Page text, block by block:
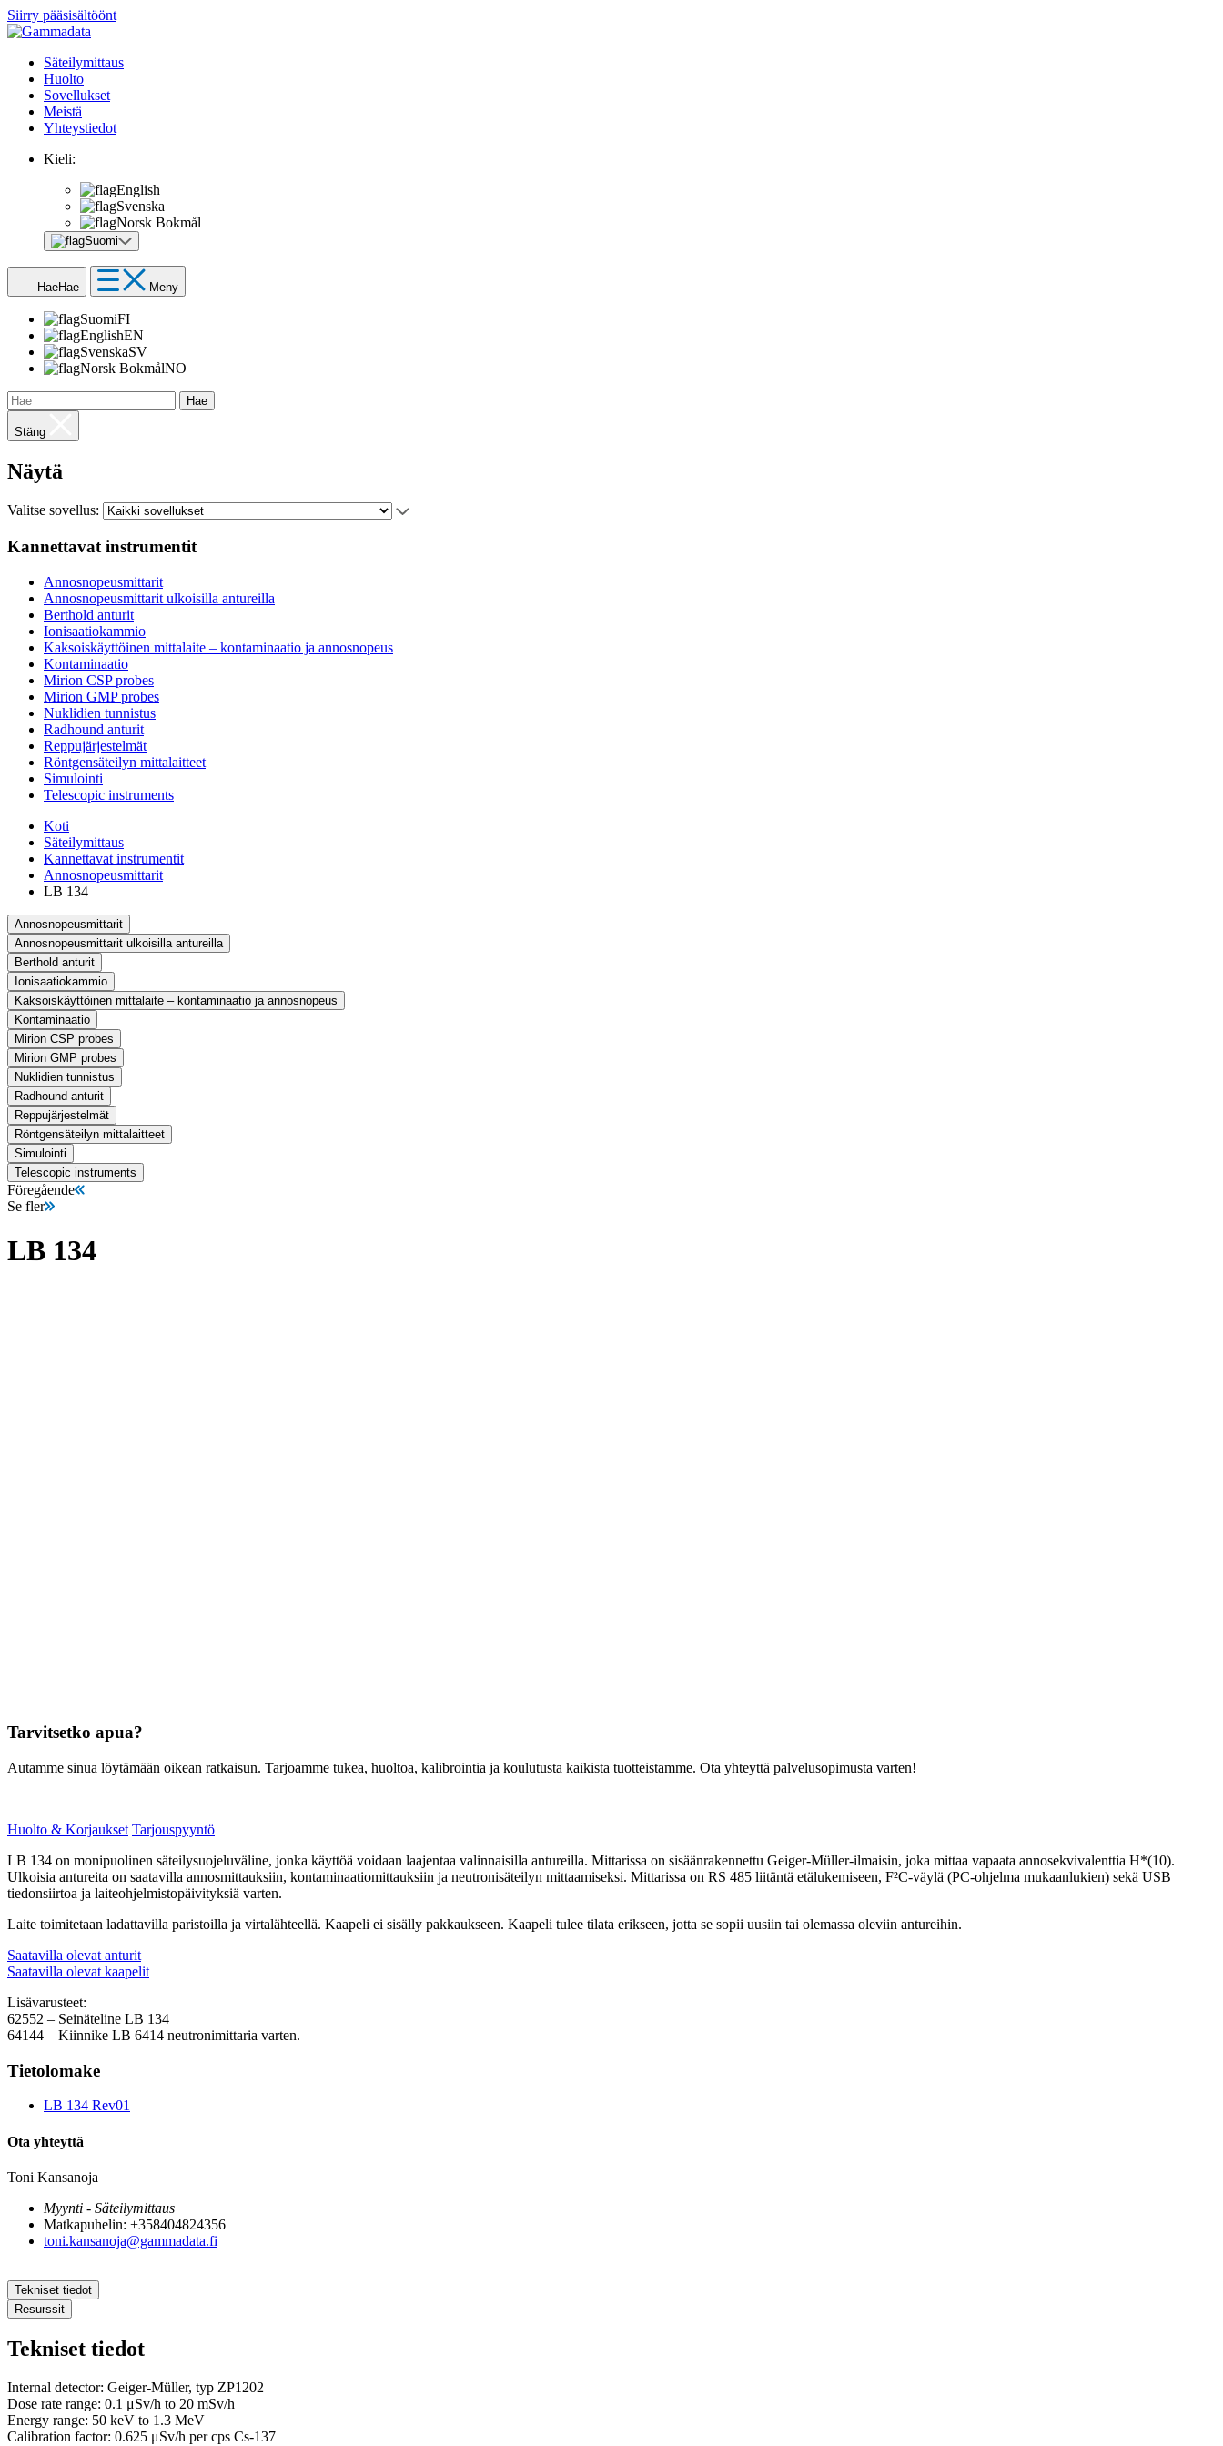
Siirry pääsisältöönt
Säteilymittaus
Huolto
Sovellukset
Meistä
Yhteystiedot
Kieli:
English
Svenska
Norsk Bokmål
Suomi
HaeHae Meny
SuomiFI
EnglishEN
SvenskaSV
Norsk BokmålNO
Hae
Stäng
Näytä
Valitse sovellus:
Kannettavat instrumentit
Annosnopeusmittarit
Annosnopeusmittarit ulkoisilla antureilla
Berthold anturit
Ionisaatiokammio
Kaksoiskäyttöinen mittalaite – kontaminaatio ja annosnopeus
Kontaminaatio
Mirion CSP probes
Mirion GMP probes
Nuklidien tunnistus
Radhound anturit
Reppujärjestelmät
Röntgensäteilyn mittalaitteet
Simulointi
Telescopic instruments
Koti
Säteilymittaus
Kannettavat instrumentit
Annosnopeusmittarit
LB 134
Annosnopeusmittarit
Annosnopeusmittarit ulkoisilla antureilla
Berthold anturit
Ionisaatiokammio
Kaksoiskäyttöinen mittalaite – kontaminaatio ja annosnopeus
Kontaminaatio
Mirion CSP probes
Mirion GMP probes
Nuklidien tunnistus
Radhound anturit
Reppujärjestelmät
Röntgensäteilyn mittalaitteet
Simulointi
Telescopic instruments
Föregående
Se fler
LB 134
Tarvitsetko apua?
Autamme sinua löytämään oikean ratkaisun. Tarjoamme tukea, huoltoa, kalibrointia ja koulutusta kaikista tuotteistamme. Ota yhteyttä palvelusopimusta varten!
Huolto & Korjaukset Tarjouspyyntö
LB 134 on monipuolinen säteilysuojeluväline, jonka käyttöä voidaan laajentaa valinnaisilla antureilla. Mittarissa on sisäänrakennettu Geiger-Müller-ilmaisin, joka mittaa vapaata annosekvivalenttia H*(10).
Ulkoisia antureita on saatavilla annosmittauksiin, kontaminaatiomittauksiin ja neutronisäteilyn mittaamiseksi. Mittarissa on RS 485 liitäntä etälukemiseen, F²C-väylä (PC-ohjelma mukaanlukien) sekä USB
tiedonsiirtoa ja laiteohjelmistopäivityksiä varten.
Laite toimitetaan ladattavilla paristoilla ja virtalähteellä. Kaapeli ei sisälly pakkaukseen. Kaapeli tulee tilata erikseen, jotta se sopii uusiin tai olemassa oleviin antureihin.
Saatavilla olevat anturit
Saatavilla olevat kaapelit
Lisävarusteet:
62552 – Seinäteline LB 134
64144 – Kiinnike LB 6414 neutronimittaria varten.
Tietolomake
LB 134 Rev01
Ota yhteyttä
Toni Kansanoja
Myynti - Säteilymittaus
Matkapuhelin: +358404824356
toni.kansanoja@gammadata.fi
Tekniset tiedot
Resurssit
Tekniset tiedot
Internal detector: Geiger-Müller, typ ZP1202
Dose rate range: 0.1 μSv/h to 20 mSv/h
Energy range: 50 keV to 1.3 MeV
Calibration factor: 0.625 μSv/h per cps Cs-137